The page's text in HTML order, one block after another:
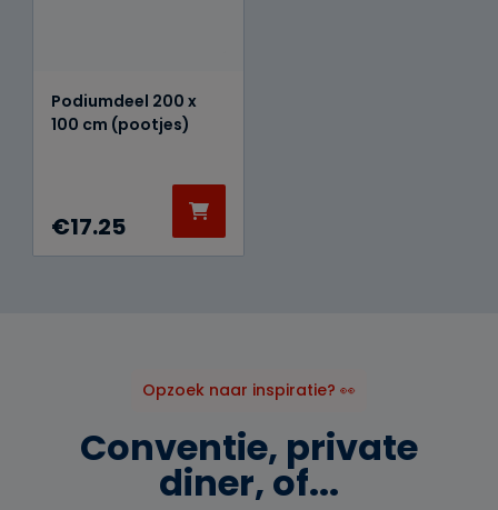
Podiumdeel 200 x
100 cm (pootjes)
€17.25
Opzoek naar inspiratie? 👀
Conventie, private
diner, of...